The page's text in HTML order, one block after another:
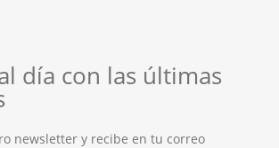
día con las últimas
newsletter y recibe en tu correo